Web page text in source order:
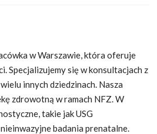
w Warszawie, która oferuje
Specjalizujemysię w konsultacjach z
innych dziedzinach. Nasza
zdrowotną w ramach NFZ. W
takie jak USG
badania prenatalne.